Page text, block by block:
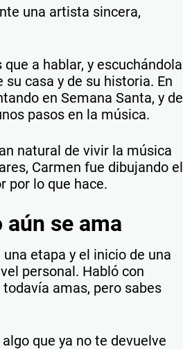
una artista sincera,
a hablar, y escuchándola
casa y de su historia. En
en Semana Santa, y de
pasos en la música.
natural de vivir la música
Carmen fue dibujando el
por lo que hace.
aún se ama
etapa y el inicio de una
personal. Habló con
amas, pero sabes
que ya no te devuelve